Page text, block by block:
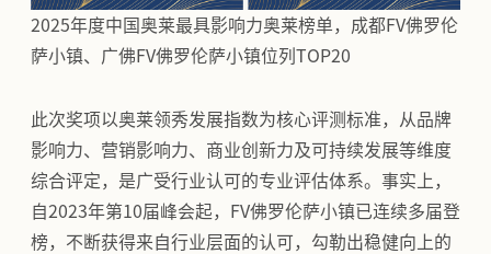
2025年度中国奥莱最具影响力奥莱榜单，成都FV佛罗伦
萨小镇、广佛FV佛罗伦萨小镇位列TOP20
此次奖项以奥莱领秀发展指数为核心评测标准，从品牌
影响力、营销影响力、商业创新力及可持续发展等维度
综合评定，是广受行业认可的专业评估体系。事实上，
自2023年第10届峰会起，FV佛罗伦萨小镇已连续多届登
榜，不断获得来自行业层面的认可，勾勒出稳健向上的